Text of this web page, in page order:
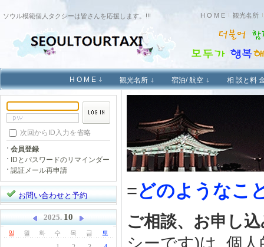
ソウル模範個人タクシーは皆さんを応援します。!!! H O M E 観光名所
H O M E 観光名所 宿泊/ 航空 相 談と料
次回からID入力を省略
会員登録
IDとパスワードのリマインダー
認証メール再申請
お問い合わせと予約
2025. 10
일 월 화 수 목 금 토
=どのようなこ
ご相談、お申し
シーです)は, 個